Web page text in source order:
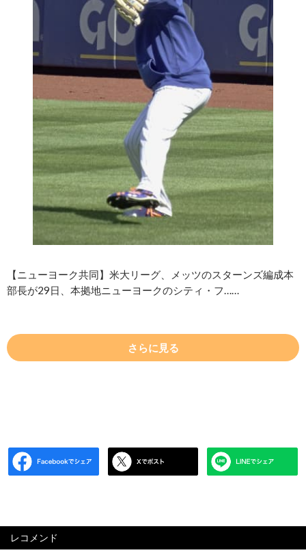
【ニューヨーク共同】米大リーグ、メッツのスターンズ編成本
部長が29日、本拠地ニューヨークのシティ・フ……
さらに見る
レコメンド